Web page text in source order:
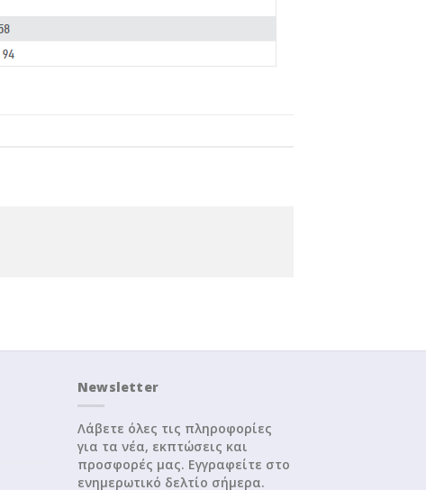
Newsletter
Λάβετε όλες τις πληροφορίες
για τα νέα, εκπτώσεις και
προσφορές μας. Εγγραφείτε στο
ενημερωτικό δελτίο σήμερα.